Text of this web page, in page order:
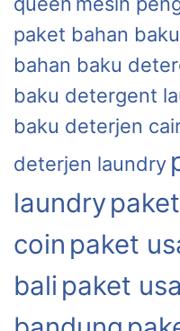
paket bahan
bahan baku
baku detergent
baku deterjen
deterjen laundry
laundry
coin paket
bali paket